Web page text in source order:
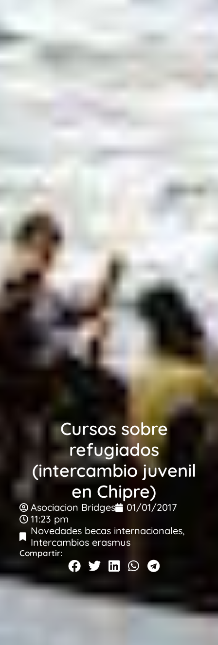
Cursos sobre
refugiados
(intercambio juvenil
en Chipre)
Asociacion Bridges
01/01/2017
11:23 pm
Novedades becas internacionales,
Intercambios erasmus
Compartir: